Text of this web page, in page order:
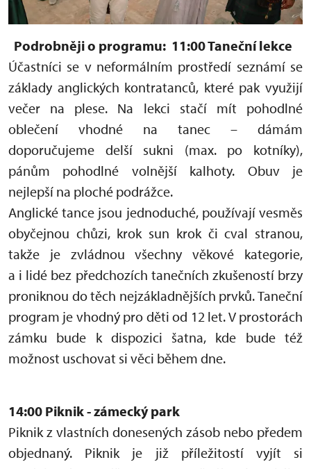
Podrobněji o programu: 11:00 Taneční lekce
Účastníci se v neformálním prostředí seznámí se
základy anglických kontratanců, které pak využijí
večer na plese. Na lekci stačí mít pohodlné
oblečení vhodné na tanec – dámám
doporučujeme delší sukni (max. po kotníky),
pánům pohodlné volnější kalhoty. Obuv je
nejlepší na ploché podrážce.
Anglické tance jsou jednoduché, používají vesměs
obyčejnou chůzi, krok sun krok či cval stranou,
takže je zvládnou všechny věkové kategorie,
a i lidé bez předchozích tanečních zkušeností brzy
proniknou do těch nejzákladnějších prvků. Taneční
program je vhodný pro děti od 12 let. V prostorách
zámku bude k dispozici šatna, kde bude též
možnost uschovat si věci během dne.
14:00 Piknik - zámecký park
Piknik z vlastních donesených zásob nebo předem
objednaný. Piknik je již příležitostí vyjít si